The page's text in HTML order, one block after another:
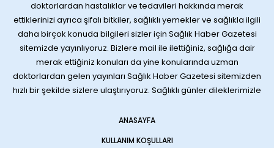
doktorlardan hastalıklar ve tedavileri hakkında merak
ettiklerinizi ayrıca şifalı bitkiler, sağlıklı yemekler ve sağlıkla ilgili
daha birçok konuda bilgileri sizler için Sağlık Haber Gazetesi
sitemizde yayınlıyoruz. Bizlere mail ile ilettiğiniz, sağlığa dair
merak ettiğiniz konuları da yine konularında uzman
doktorlardan gelen yayınları Sağlık Haber Gazetesi sitemizden
hızlı bir şekilde sizlere ulaştırıyoruz. Sağlıklı günler dileklerimizle
ANASAYFA
KULLANIM KOŞULLARI